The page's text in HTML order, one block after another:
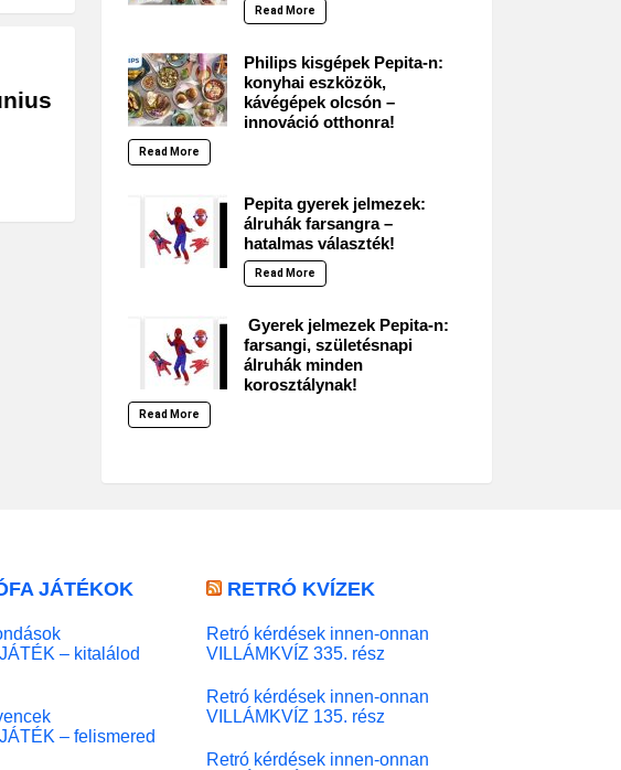
Read More
Philips kisgépek Pepita-n:
konyhai eszközök,
kávégépek olcsón –
innováció otthonra!
Read More
Pepita gyerek jelmezek:
álruhák farsangra –
hatalmas választék!
Read More
Gyerek jelmezek Pepita-n:
farsangi, születésnapi
álruhák minden
korosztálynak!
Read More
JÁTÉKOK
– kitalálod
– felismered
RETRÓ KVÍZEK
Retró kérdések innen-onnan
VILLÁMKVÍZ 335. rész
Retró kérdések innen-onnan
VILLÁMKVÍZ 135. rész
Retró kérdések innen-onnan